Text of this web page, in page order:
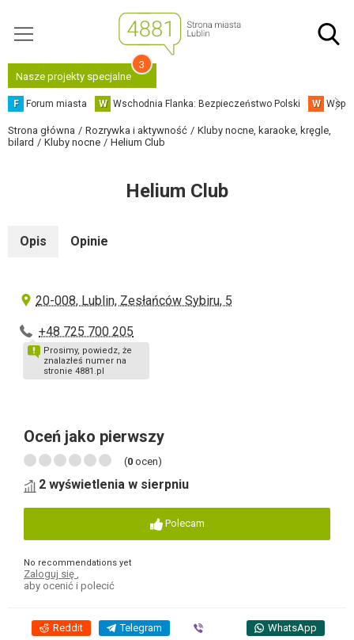
Nasze projekty specjalne
3
F Forum miasta W Wschodnia Flanka: Bezpieczeństwo Polski W
Strona główna Rozrywka i aktywność
Kluby nocne, karaoke, kręgle,
bilard
Kluby nocne Helium Club
Helium Club
Opis Opinie
20-008, Lublin, Zesłańców Sybiru, 5
+48 725 700 205
Prosimy, powiedz, że
znalazłeś numer na
stronie 4881.pl
Oceń jako pierwszy
(0 ocen)
2 wyświetlenia w sierpniu
Polecam
No recommendations yet
Zaloguj się
aby ocenić i polecić
Reddit Telegram WhatsApp